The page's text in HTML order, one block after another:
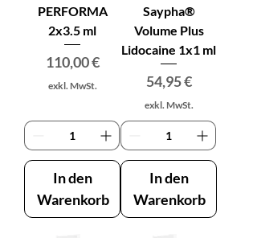
PERFORMA
2x3.5 ml
Preis
110,00 €
exkl. MwSt.
In den
Warenkorb
Saypha®
Volume Plus
Lidocaine 1x1 ml
Preis
54,95 €
exkl. MwSt.
In den
Warenkorb